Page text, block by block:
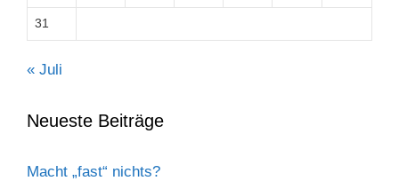
31
« Juli
Neueste Beiträge
Macht „fast“ nichts?